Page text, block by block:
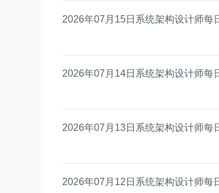
2026年07月15日系统架构设计师每
2026年07月14日系统架构设计师每
2026年07月13日系统架构设计师每
2026年07月12日系统架构设计师每